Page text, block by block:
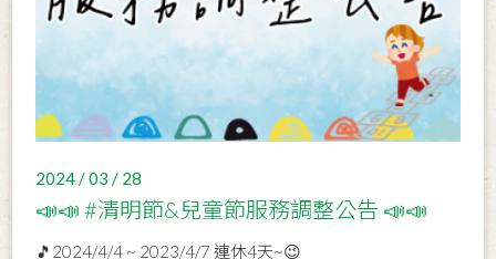
2024 / 03 / 28
📣📣 #清明節&兒童節服務調整公告 📣📣
🎵2024/4/4 ~ 2023/4/7 連休4天~😉